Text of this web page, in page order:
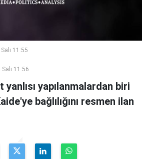
11:55
11:56
yapılanmalardan biri
bağlılığını resmen ilan